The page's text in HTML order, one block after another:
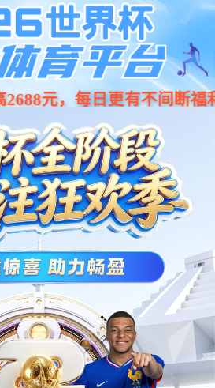
金字招牌诚
Annual Meeting